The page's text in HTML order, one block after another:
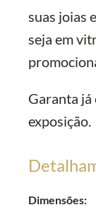
suas joias
seja em
Garanta já
exposição.
Dimensões: